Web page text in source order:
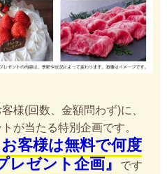
様(回数、金額問わず)に、
が当たる特別企画です。
客様は無料で何度
ゼント企画』
です